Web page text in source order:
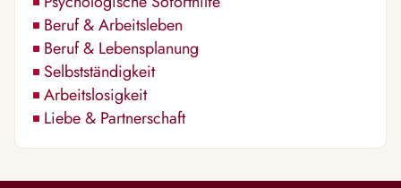
Beruf & Arbeitsleben
Beruf & Lebensplanung
Selbstständigkeit
Arbeitslosigkeit
Liebe & Partnerschaft